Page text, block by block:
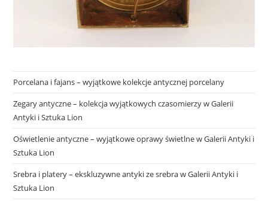
Porcelana i fajans – wyjątkowe kolekcje antycznej porcelany
Zegary antyczne – kolekcja wyjątkowych czasomierzy w Galerii
Antyki i Sztuka Lion
Oświetlenie antyczne – wyjątkowe oprawy świetlne w Galerii Antyki i
Sztuka Lion
Srebra i platery – ekskluzywne antyki ze srebra w Galerii Antyki i
Sztuka Lion